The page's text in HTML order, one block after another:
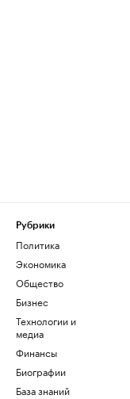
Рубрики
Политика
Экономика
Общество
Бизнес
Технологии и
медиа
Финансы
Биографии
База знаний